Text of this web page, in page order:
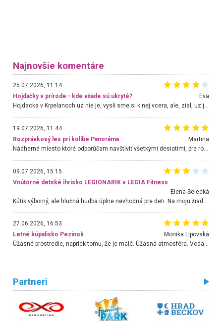
Najnovšie komentáre
25.07.2026, 11:14
Hojdačky v prírode - kde všade sú ukryté?
Eva
Hojdacka v Krpelanoch uz nie je, vysli sme si k nej vcera, ale, zial, uz je znicena. Ak sem planujete cestu len kvoli hojdacke, mozete si ju usetrit. Krasny vyhlad je tu vsak aj bez hojdacky :-)
19.07.2026, 11:44
Rozprávkový les pri kolibe Panoráma
Martina
Nádherné miesto ktoré odporúčam navštíviť všetkými desiatimi, pre rodiny s deťmi, dôchodcom... Proste a jednoducho ozaj rozprávkový les.. určite ešte prídeme. Odniesli sme si na pamiatku krásne tričká,
09.07.2026, 15:15
Vnútorné detské ihrisko LEGIONARIK v LEGIA Fitness
Elena Selecká
27.06.2026, 16:53
Letné kúpalisko Pezinok
. Monika Lipovská
Úžasné prostredie, napriek tomu, že je malé. Úžasná atmosféra. Voda fantastická a nádherná. Ľudí je pomerne veľa, ale su mili a ohľaduplní. Je veľmi zaujímavé sledovať, ako dokážu spolu športovať cudzí ľudia a bez ohľadu na vek. Vládne tu pohoda. Vnuka neviem dostať z vody. Ďakujem za krásny deň . Urcite sa sem vrátim. Jediný problém je s parkovaním, ale aj ten sa mi podarilo vyriešiť. Monika Bratislava
Partneri